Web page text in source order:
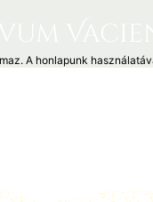
A honlapunk